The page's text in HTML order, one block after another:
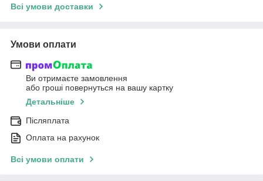
Всі умови доставки
Умови оплати
Ви отримаєте замовлення
або гроші повернуться на вашу картку
Детальніше
Післяплата
Оплата на рахунок
Всі умови оплати